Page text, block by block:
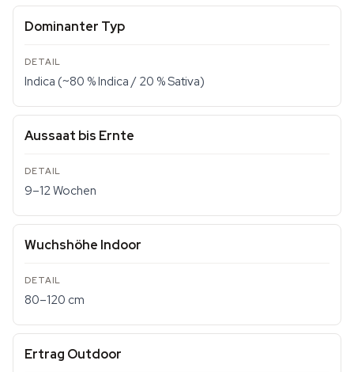
Dominanter Typ
Indica (~80 % Indica / 20 % Sativa)
Aussaat bis Ernte
9–12 Wochen
Wuchshöhe Indoor
80–120 cm
Ertrag Outdoor